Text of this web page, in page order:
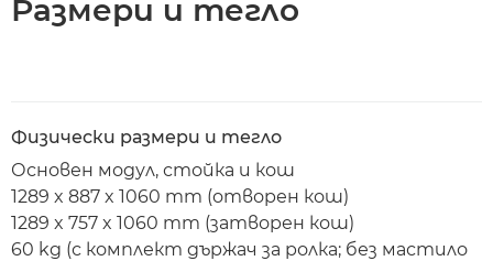
Размери и тегло
Физически размери и тегло
Основен модул, стойка и кош
1289 x 887 x 1060 mm (отворен кош)
1289 x 757 x 1060 mm (затворен кош)
60 kg (с комплект държач за ролка; без мастило